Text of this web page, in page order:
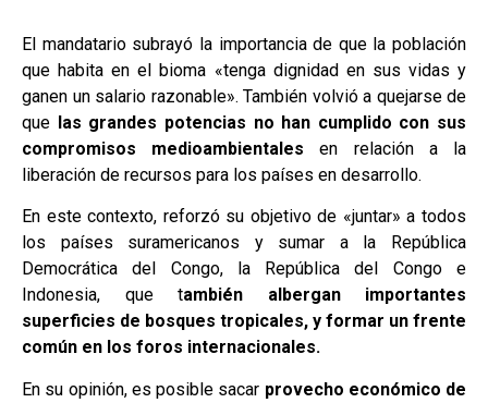
El mandatario subrayó la importancia de que la población
que habita en el bioma «tenga dignidad en sus vidas y
ganen un salario razonable». También volvió a quejarse de
que las grandes potencias no han cumplido con sus
compromisos medioambientalesen relación a la
liberación de recursos para los países en desarrollo.
En este contexto, reforzó su objetivo de «juntar» a todos
los países suramericanos y sumar a la República
Democrática del Congo, la República del Congo e
Indonesia, que también albergan importantes
superficies de bosques tropicales, y formar un frente
común en los foros internacionales.
En su opinión, es posible sacar provecho económico de